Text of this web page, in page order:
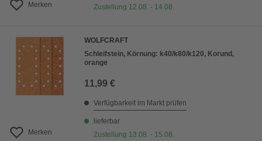
Merken
Zustellung 12.08. - 14.08.
Merken
WOLFCRAFT
Schleifstein, Körnung: k40/k80/k120, Korund,
orange
11,99 €
Verfügbarkeit im Markt prüfen
lieferbar
Zustellung 13.08. - 15.08.